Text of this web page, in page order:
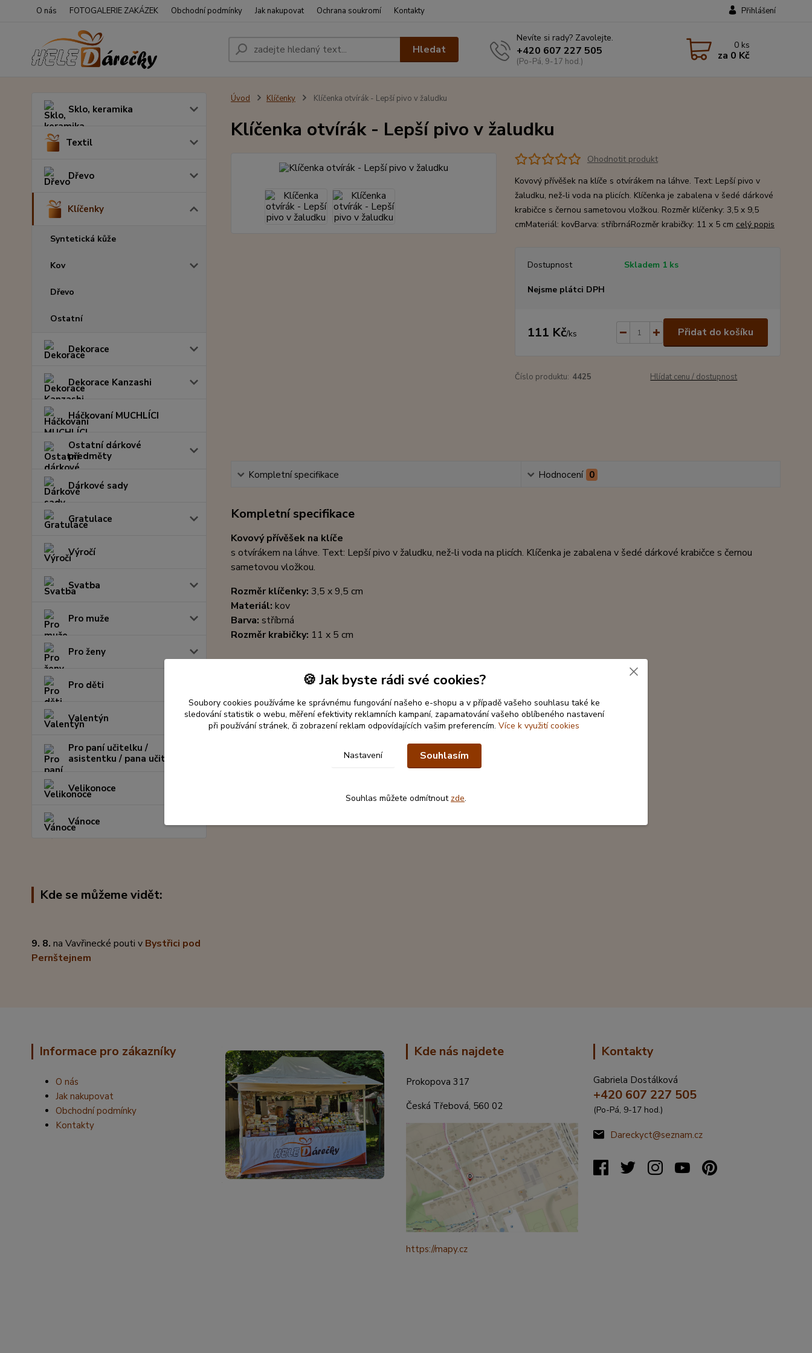
O nás FOTOGALERIE ZAKÁZEK Obchodní podmínky Jak nakupovat Ochrana soukromí Kontakty Přihlášení
Hledat
Nevíte si rady? Zavolejte.
+420 607 227 505
(Po-Pá, 9-17 hod.)
0 ks
za 0 Kč
Sklo, keramika
Textil
Dřevo
Klíčenky
Syntetická kůže
Kov
Dřevo
Ostatní
Dekorace
Dekorace Kanzashi
Háčkovaní MUCHLÍCI
Ostatní dárkové
předměty
Dárkové sady
Gratulace
Výročí
Svatba
Pro muže
Pro ženy
Pro děti
Valentýn
Pro paní učitelku /
asistentku / pana učitele
Velikonoce
Vánoce
Kde se můžeme vidět:
9. 8. na Vavřinecké pouti v Bystřici pod
Pernštejnem
Úvod Klíčenky Klíčenka otvírák - Lepší pivo v žaludku
Klíčenka otvírák - Lepší pivo v žaludku
Ohodnotit produkt
Kovový přívěšek na klíče s otvírákem na láhve. Text: Lepší pivo v
žaludku, než-li voda na plicích. Klíčenka je zabalena v šedé dárkové
krabičce s černou sametovou vložkou. Rozměr klíčenky: 3,5 x 9,5
cmMateriál: kovBarva: stříbrnáRozměr krabičky: 11 x 5 cm celý popis
Dostupnost Skladem 1 ks
Nejsme plátci DPH
111 Kč/ks Přidat do košíku
Číslo produktu: 4425 Hlídat cenu / dostupnost
Kompletní specifikace Hodnocení 0
Kompletní specifikace
Kovový přívěšek na klíče
s otvírákem na láhve. Text: Lepší pivo v žaludku, než-li voda na plicích. Klíčenka je zabalena v šedé dárkové krabičce s černou
sametovou vložkou.
Rozměr klíčenky: 3,5 x 9,5 cm
Materiál: kov
Barva: stříbrná
Rozměr krabičky: 11 x 5 cm
Informace pro zákazníky
O nás
Jak nakupovat
Obchodní podmínky
Kontakty
Kde nás najdete
Prokopova 317
Česká Třebová, 560 02
https://mapy.cz
Kontakty
Gabriela Dostálková
+420 607 227 505
(Po-Pá, 9-17 hod.)
Dareckyct@seznam.cz
🍪 Jak byste rádi své cookies?
Soubory cookies používáme ke správnému fungování našeho e-shopu a v případě vašeho souhlasu také ke
sledování statistik o webu, měření efektivity reklamních kampaní, zapamatování vašeho oblíbeného nastavení
při používání stránek, či zobrazení reklam odpovídajících vašim preferencím. Více k využití cookies
Nastavení Souhlasím
Souhlas můžete odmítnout zde.